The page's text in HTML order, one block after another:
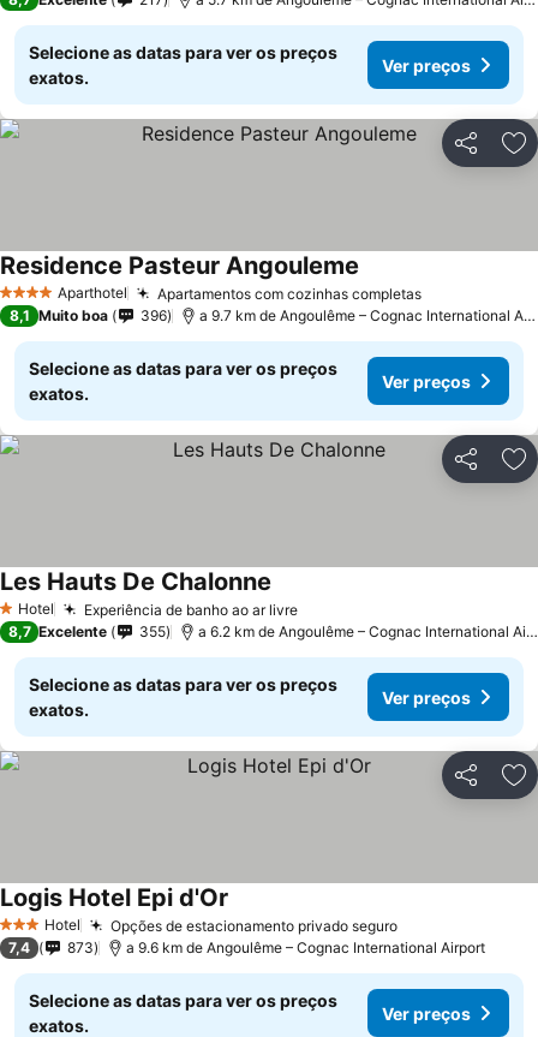
Selecione as datas para ver os preços
exatos.
Ver preços
Partilhar
4 EstrelasAparthotel Apartamentos com cozinhas completas
Residence Pasteur Angouleme
8,1 Muito boa 396 a 9.7 km de Angoulême – Cognac International Airport
Selecione as datas para ver os preços
exatos.
Ver preços
Partilhar
1 Estrelas
Hotel Experiência de banho ao ar livre
Les Hauts De Chalonne
8,7 Excelente 355 a 6.2 km de Angoulême – Cognac International Airport
Selecione as datas para ver os preços
exatos.
Ver preços
Partilhar
3 EstrelasHotel Opções de estacionamento privado seguro
Logis Hotel Epi d'Or
7,4 873 a 9.6 km de Angoulême – Cognac International Airport
Selecione as datas para ver os preços
exatos.
Ver preços